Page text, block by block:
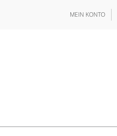
MEIN KONTO